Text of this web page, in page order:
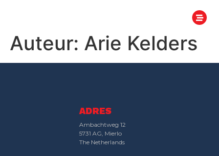
Auteur: Arie Kelders
ADRES
Ambachtweg 12
5731 AG, Mierlo
The Netherlands